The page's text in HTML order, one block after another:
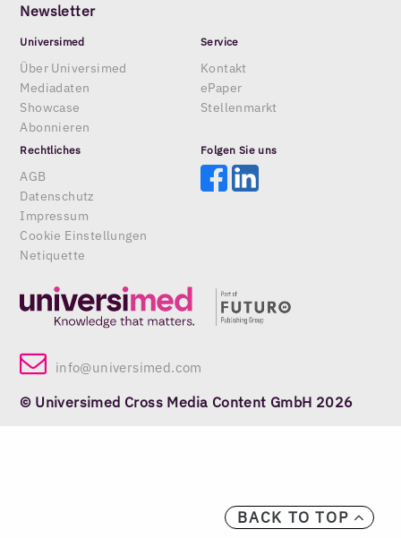
BACK TO TOP
info@universimed.com
© Universimed Cross Media Content GmbH 2026
Newsletter
Universimed
Über Universimed
Mediadaten
Showcase
Abonnieren
Service
Kontakt
ePaper
Stellenmarkt
Rechtliches
AGB
Datenschutz
Impressum
Cookie Einstellungen
Netiquette
Folgen Sie uns